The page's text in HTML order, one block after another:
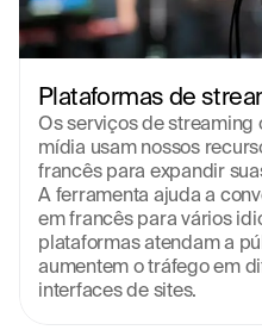
Plataformas de
Os serviços de streaming
mídia usam nossos
francês para expandir
A ferramenta ajuda a
em francês para vários
plataformas atendam a
aumentem o tráfego em
interfaces de sites.